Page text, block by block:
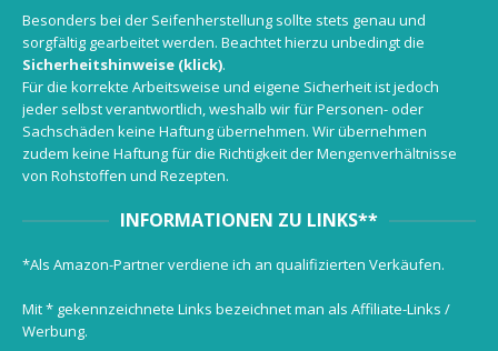
Besonders bei der Seifenherstellung sollte stets genau und
sorgfältig gearbeitet werden. Beachtet hierzu unbedingt die
Sicherheitshinweise (klick).
Für die korrekte Arbeitsweise und eigene Sicherheit ist jedoch
jeder selbst verantwortlich, weshalb wir für Personen- oder
Sachschäden keine Haftung übernehmen. Wir übernehmen
zudem keine Haftung für die Richtigkeit der Mengenverhältnisse
von Rohstoffen und Rezepten.
INFORMATIONEN ZU LINKS**
*Als Amazon-Partner verdiene ich an qualifizierten Verkäufen.
Mit * gekennzeichnete Links bezeichnet man als Affiliate-Links /
Werbung.